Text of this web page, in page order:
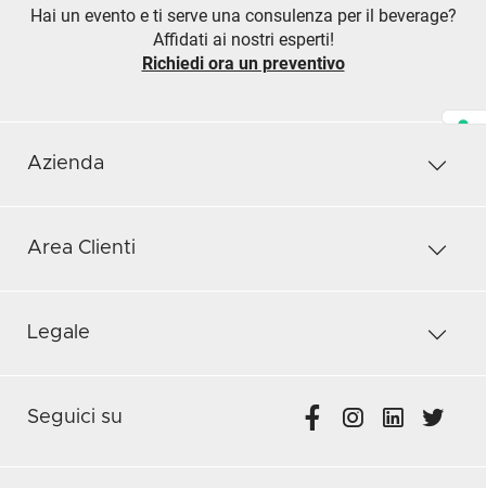
Hai un evento e ti serve una consulenza per il beverage?
Affidati ai nostri esperti!
Richiedi ora un preventivo
Azienda
Area Clienti
Legale
Seguici su